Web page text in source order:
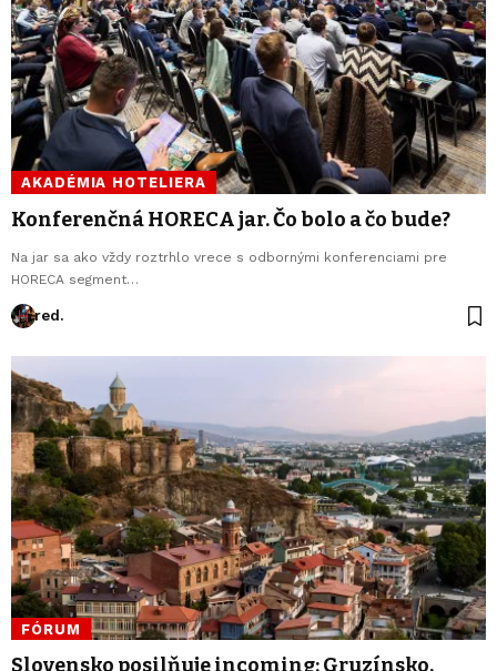
AKADÉMIA HOTELIERA
Konferenčná HORECA jar. Čo bolo a čo bude?
Na jar sa ako vždy roztrhlo vrece s odbornými konferenciami pre
HORECA segment…
red.
FÓRUM
Slovensko posilňuje incoming: Gruzínsko,